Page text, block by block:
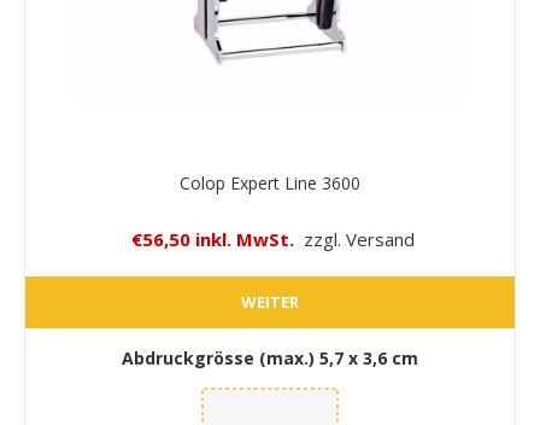
Colop Expert Line 3600
€56,50 inkl. MwSt. zzgl. Versand
WEITER
Abdruckgrösse (max.) 5,7 x 3,6 cm